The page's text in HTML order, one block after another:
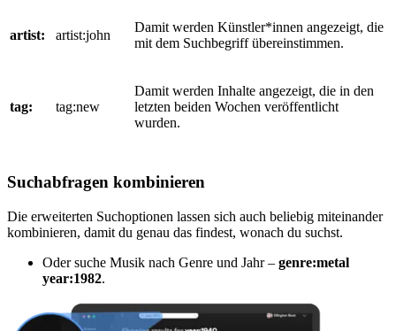
artist: artist:john
Damit werden Künstler*innen angezeigt, die
mit dem Suchbegriff übereinstimmen.
tag: tag:new
Damit werden Inhalte angezeigt, die in den
letzten beiden Wochen veröffentlicht
wurden.
Suchabfragen kombinieren
Die erweiterten Suchoptionen lassen sich auch beliebig miteinander
kombinieren, damit du genau das findest, wonach du suchst.
Oder suche Musik nach Genre und Jahr – genre:metal
year:1982.